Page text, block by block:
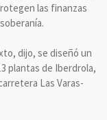
las finanzas
dijo, se diseñó un
plantas de Iberdrola,
Las Varas-